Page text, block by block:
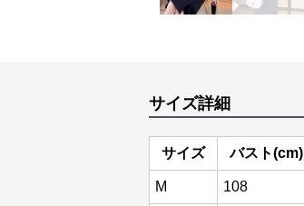
サイズ詳細
サイズ バスト(cm)
M 108